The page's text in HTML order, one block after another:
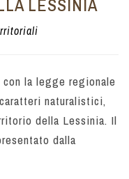
LESSINIA
la legge regionale
naturalistici,
della Lessinia. Il
dalla